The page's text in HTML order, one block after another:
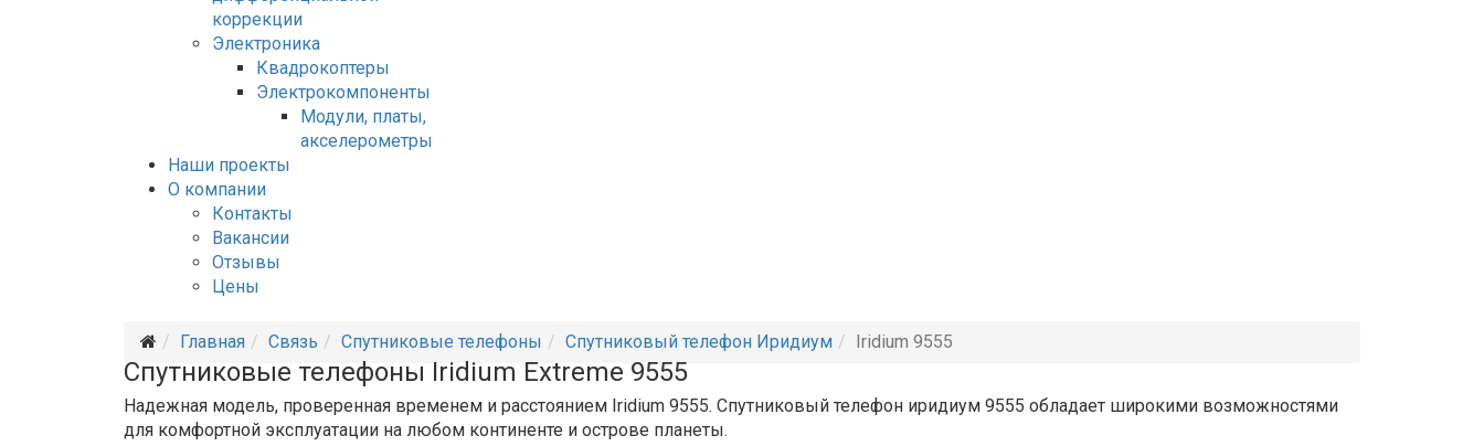
коррекции
Электроника
Квадрокоптеры
Электрокомпоненты
Модули, платы,
акселерометры
Наши проекты
О компании
Контакты
Вакансии
Отзывы
Цены
Главная Связь Спутниковые телефоны Спутниковый телефон Иридиум Iridium 9555
Спутниковые телефоны Iridium Extreme 9555
Надежная модель, проверенная временем и расстоянием Iridium 9555. Спутниковый телефон иридиум 9555 обладает широкими возможностями
для комфортной эксплуатации на любом континенте и острове планеты.